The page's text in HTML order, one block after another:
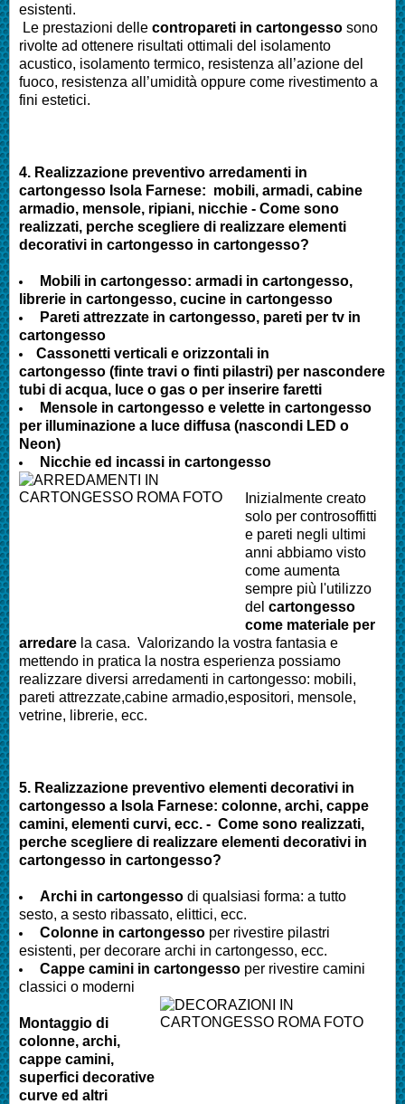
esistenti.
Le prestazioni delle contropareti in cartongesso sono
rivolte ad ottenere risultati ottimali del isolamento
acustico, isolamento termico, resistenza all’azione del
fuoco, resistenza all’umidità oppure come rivestimento a
fini estetici.
4. Realizzazione preventivo arredamenti in
cartongesso Isola Farnese: mobili, armadi, cabine
armadio, mensole, ripiani, nicchie - Come sono
realizzati, perche scegliere di realizzare elementi
decorativi in cartongesso in cartongesso?
Mobili in cartongesso: armadi in cartongesso,
librerie in cartongesso, cucine in cartongesso
Pareti attrezzate in cartongesso, pareti per tv in
cartongesso
Cassonetti verticali e orizzontali in
cartongesso (finte travi o finti pilastri) per nascondere
tubi di acqua, luce o gas o per inserire faretti
Mensole in cartongesso e velette in cartongesso
per illuminazione a luce diffusa (nascondi LED o
Neon)
Nicchie ed incassi in cartongesso
Inizialmente creato
solo per controsoffitti
e pareti negli ultimi
anni abbiamo visto
come aumenta
sempre più l'utilizzo
del cartongesso
come materiale per
arredare la casa. Valorizando la vostra fantasia e
mettendo in pratica la nostra esperienza possiamo
realizzare diversi arredamenti in cartongesso: mobili,
pareti attrezzate,cabine armadio,espositori, mensole,
vetrine, librerie, ecc.
5. Realizzazione preventivo elementi decorativi in
cartongesso a Isola Farnese: colonne, archi, cappe
camini, elementi curvi, ecc. - Come sono realizzati,
perche scegliere di realizzare elementi decorativi in
cartongesso in cartongesso?
Archi in cartongesso di qualsiasi forma: a tutto
sesto, a sesto ribassato, elittici, ecc.
Colonne in cartongesso per rivestire pilastri
esistenti, per decorare archi in cartongesso, ecc.
Cappe camini in cartongesso per rivestire camini
classici o moderni
Montaggio di
colonne, archi,
cappe camini,
superfici decorative
curve ed altri